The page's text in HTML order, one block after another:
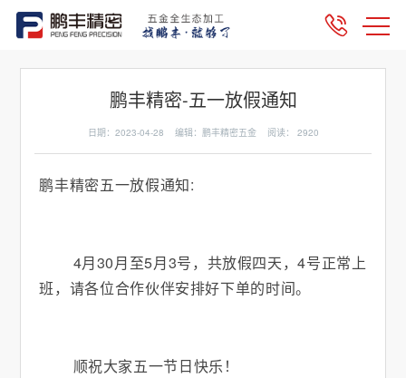
鹏丰精密-五一放假通知
日期：2023-04-28 编辑：鹏丰精密五金 阅读： 2920
鹏丰精密五一放假通知:
4月30月至5月3号，共放假四天，4号正常上
班，请各位合作伙伴安排好下单的时间。
顺祝大家五一节日快乐！